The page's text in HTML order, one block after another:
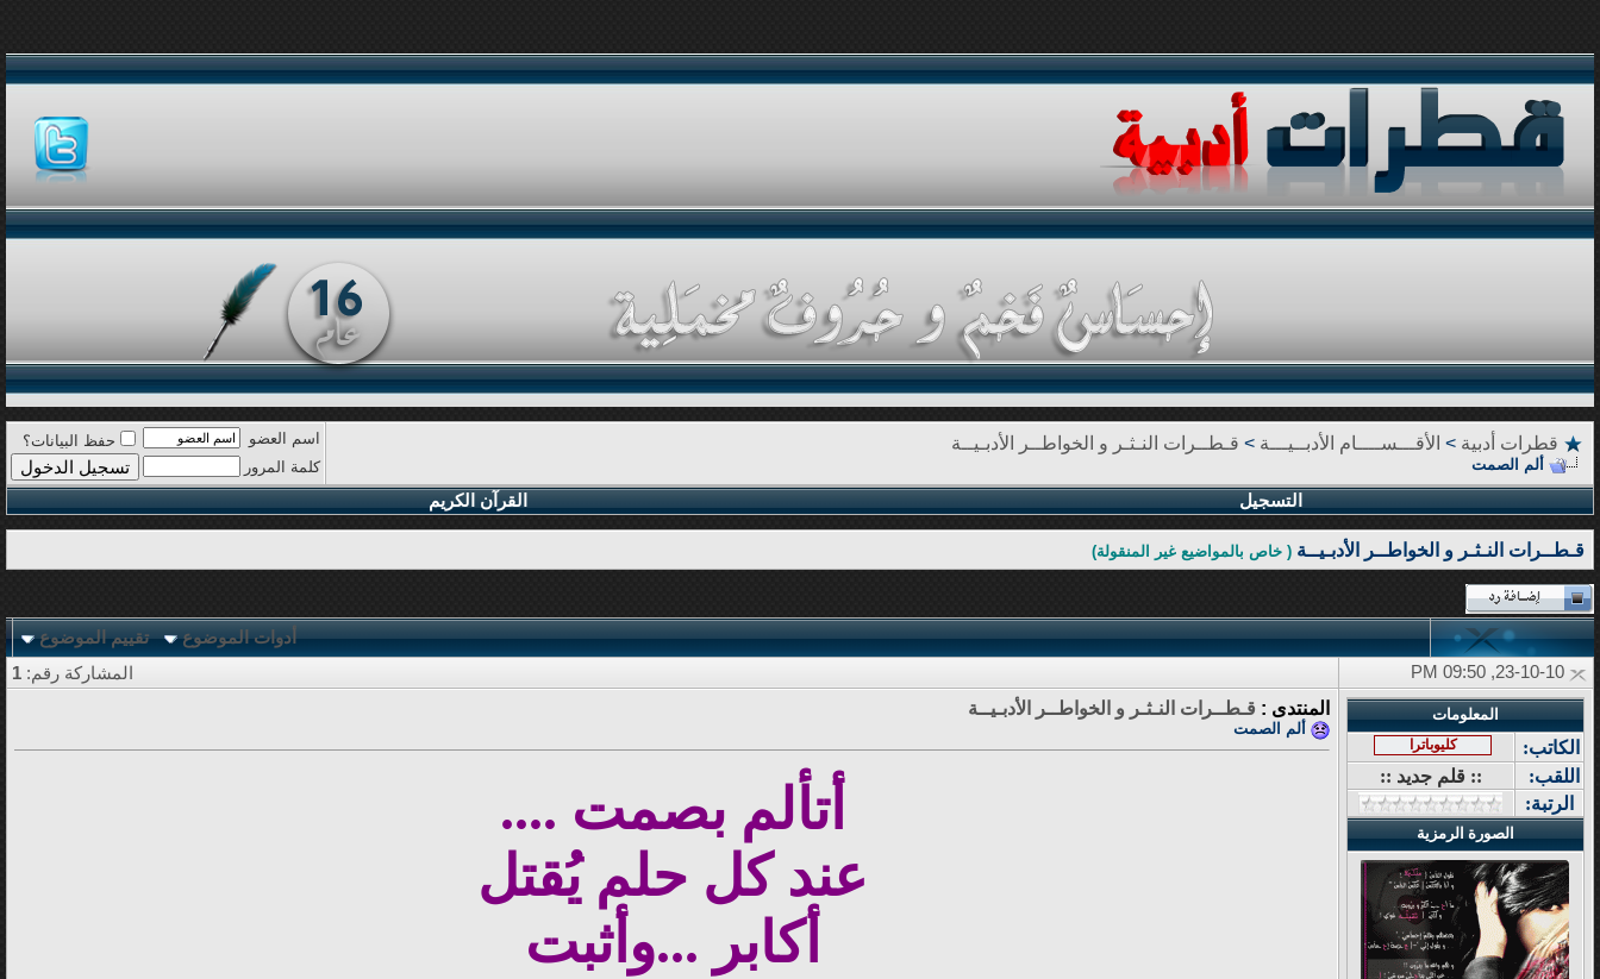
قطرات أدبية > الأقـــســــام الأدبــيـــة > قـطــرات النـثـر و الخواطــر الأدبـيــة
ألم الصمت
اسم العضو
حفظ البيانات؟
كلمة المرور
التسجيل القرآن الكريم
قـطــرات النـثـر و الخواطــر الأدبـيــة ( خاص بالمواضيع غير المنقولة)
أدوات الموضوع
تقييم الموضوع
المشاركة رقم: 1
المعلومات
الكاتب: كليوباترا
اللقب:
:: قلم جديد ::
الرتبة:
الصورة الرمزية
المنتدى : قـطــرات النـثـر و الخواطــر الأدبـيــة
ألم الصمت
أتألم بصمت ....
عند كل حلم يُقتل
أكابر ...وأثبت